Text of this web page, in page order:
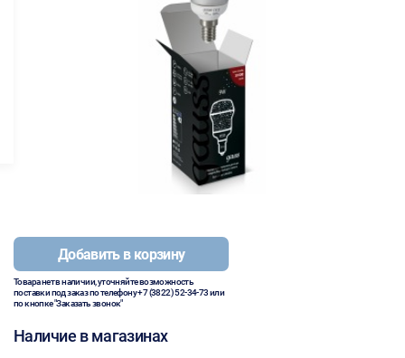
Добавить в корзину
Товара нет в наличии, уточняйте возможность
поставки под заказ по телефону+7 (3822) 52-34-73или
по кнопке "Заказать звонок"
Наличие в магазинах